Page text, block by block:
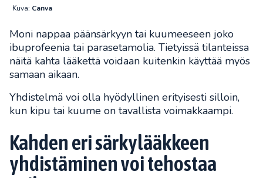
Kuva: Canva
Moni nappaa päänsärkyyn tai kuumeeseen joko
ibuprofeenia tai parasetamolia. Tietyissä tilanteissa
näitä kahta lääkettä voidaan kuitenkin käyttää myös
samaan aikaan.
Yhdistelmä voi olla hyödyllinen erityisesti silloin,
kun kipu tai kuume on tavallista voimakkaampi.
Kahden eri särkylääkkeen
yhdistäminen voi tehostaa